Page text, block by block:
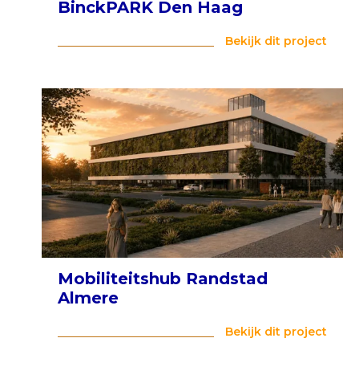
BinckPARK Den Haag
Bekijk dit project
Mobiliteitshub Randstad
Almere
Bekijk dit project